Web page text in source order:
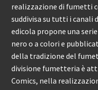
realizzazione di fumetti
suddivisa su tutti i canali
edicola propone una
nero o a colori e
della tradizione del
divisione fumetteria è
Comics, nella